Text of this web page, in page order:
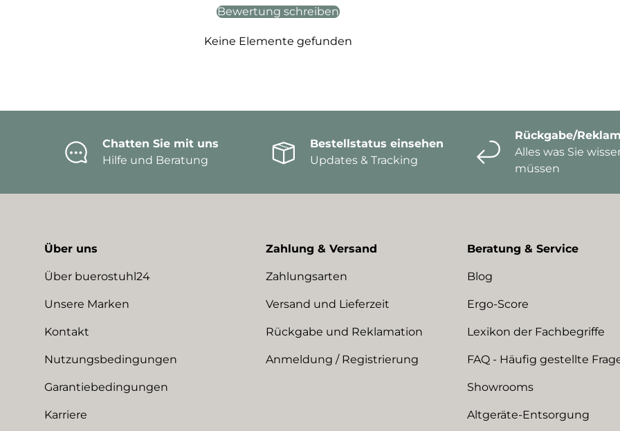
Bewertung schreiben
Keine Elemente gefunden
Chatten Sie mit uns
Hilfe und Beratung
Bestellstatus einsehen
Updates & Tracking
Rückgabe/
Alles was Sie
müssen
Über uns
Über buerostuhl24
Unsere Marken
Kontakt
Nutzungsbedingungen
Garantiebedingungen
Karriere
Zahlung & Versand
Zahlungsarten
Versand und Lieferzeit
Rückgabe und Reklamation
Anmeldung / Registrierung
Beratung & Service
Blog
Ergo-Score
Lexikon der Fachbegriffe
FAQ - Häufig gestellte
Showrooms
Altgeräte-Entsorgung